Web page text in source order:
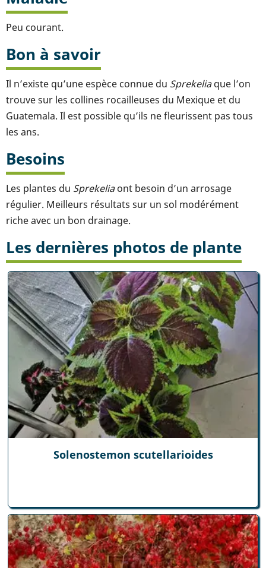
Peu courant.
Bon à savoir
Il n’existe qu’une espèce connue du Sprekeliaque l’on
trouve sur les collines rocailleuses du Mexique et du
Guatemala. Il est possible qu’ils ne fleurissent pas tous
les ans.
Besoins
Les plantes du Sprekeliaont besoin d’un arrosage
régulier. Meilleurs résultats sur un sol modérément
riche avec un bon drainage.
Les dernières photos de plante
Solenostemon scutellarioides